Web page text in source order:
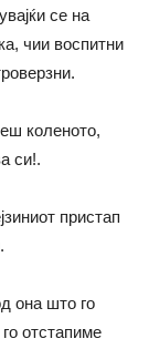
се на
чии воспитни
коленото,
си!.
пристап
она што го
отстапиме